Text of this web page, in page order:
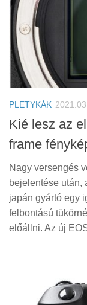
PLETYKÁK
Kié lesz az
frame
Nagy versengés
bejelentése után,
japán gyártó egy
felbontású
előállni. Az új